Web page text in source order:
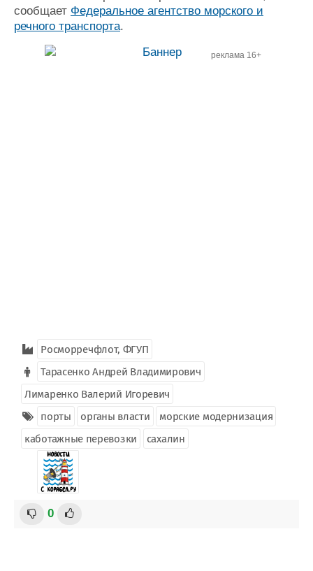
сообщает Федеральное агентство морского и
речного транспорта.
реклама 16+
Росморречфлот, ФГУП
Тарасенко Андрей Владимирович
Лимаренко Валерий Игоревич
порты
органы власти
морские модернизация
каботажные перевозки
сахалин
0